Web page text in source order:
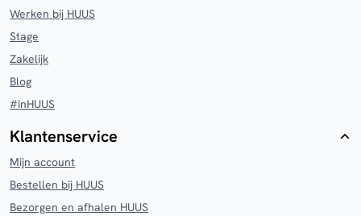
Werken bij HUUS
Stage
Zakelijk
Blog
#inHUUS
Klantenservice
Mijn account
Bestellen bij HUUS
Bezorgen en afhalen HUUS